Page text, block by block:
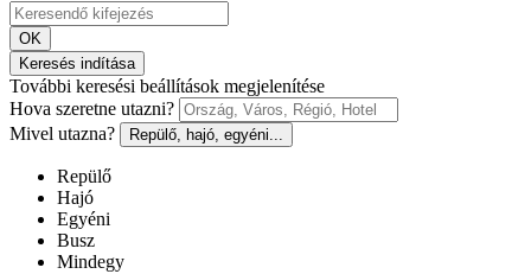
OK
Keresés indítása
További keresési beállítások megjelenítése
Hova szeretne utazni?
Mivel utazna?
Repülő, hajó, egyéni...
Repülő
Hajó
Egyéni
Busz
Mindegy